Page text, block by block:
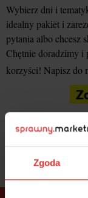
Zgoda
Wybierz dni i
idealny pakiet i
pytania albo chcesz
Chętnie doradzimy i
korzyści! Napisz do
Sprawdź